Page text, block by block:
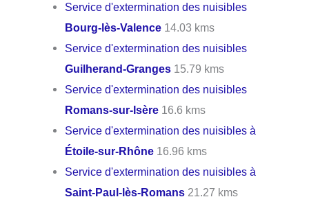
Service d'extermination des nuisibles
Bourg-lès-Valence 14.03 kms
Service d'extermination des nuisibles
Guilherand-Granges 15.79 kms
Service d'extermination des nuisibles
Romans-sur-Isère 16.6 kms
Service d'extermination des nuisibles à
Étoile-sur-Rhône 16.96 kms
Service d'extermination des nuisibles à
Saint-Paul-lès-Romans 21.27 kms